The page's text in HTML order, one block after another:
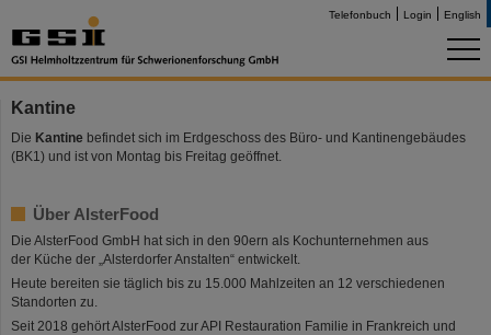
Telefonbuch Login English
Kantine
Die Kantine befindet sich im Erdgeschoss des Büro- und Kantinengebäudes
(BK1) und ist von Montag bis Freitag geöffnet.
Über AlsterFood
Die AlsterFood GmbH hat sich in den 90ern als Kochunternehmen aus
der Küche der „Alsterdorfer Anstalten“ entwickelt.
Heute bereiten sie täglich bis zu 15.000 Mahlzeiten an 12 verschiedenen
Standorten zu.
Seit 2018 gehört AlsterFood zur API Restauration Familie in Frankreich und